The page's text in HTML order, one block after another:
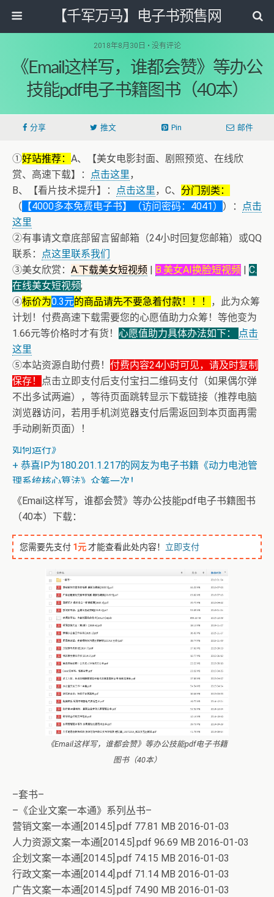
【千军万马】电子书预售网
2018年8月30日 • 没有评论
《Email这样写，谁都会赞》等办公
技能pdf电子书籍图书（40本）
分享 推文 Pin 邮件
①好站推荐： A、【美女电影封面、剧照预览、在线欣
赏、高速下载】：
点击这里，
B、【看片技术提升】：
点击这里，C、 分门别类：
（ 【4000多本免费电子书】（访问密码：4041） ）：
点击
这里
②有事请文章底部留言留邮箱（24小时回复您邮箱）或QQ
联系：
点这里联系我们
③美女欣赏： A.下载美女短视频 | B.美女AI换脸短视频 | C.
在线美女短视频;
④标价为0.3元的商品请先不要急着付款！！！
，此为众筹
计划！付费高速下载需要您的心愿值助力众筹！等他变为
1.66元等价格时才有货！ 心愿值助力具体办法如下：
点击
这里
⑤本站资源自助付费！ 付费内容24小时可见，请及时复制
保存！
点击立即支付后支付宝扫二维码支付（如果偶尔弹
不出多试两遍），等待页面跳转显示下载链接（推荐电脑
浏览器访问，若用手机浏览器支付后需返回到本页面再需
手动刷新页面）！
+ 【真·核心技术】搜片神器+下载+在线看片神器
+ 恒星世界在暴力中诞生，也在暴力中消亡！《了解宇宙
如何运行》
+ 恭喜IP为180.201.1.217的网友为电子书籍《动力电池管
理系统核心算法》众筹一次！
《Email这样写，谁都会赞》等办公技能pdf电子书籍图书
（40本）下载：
您需要先支付 1元 才能查看此处内容！ 立即支付
《Email这样写，谁都会赞》等办公技能pdf电子书籍
图书（40本）
–套书–
–《企业文案一本通》系列丛书–
营销文案一本通[2014.5].pdf 77.81 MB 2016-01-03
人力资源文案一本通[2014.5].pdf 96.69 MB 2016-01-03
企划文案一本通[2014.5].pdf 74.15 MB 2016-01-03
行政文案一本通[2014.4].pdf 71.14 MB 2016-01-03
广告文案一本通[2014.5].pdf 74.90 MB 2016-01-03